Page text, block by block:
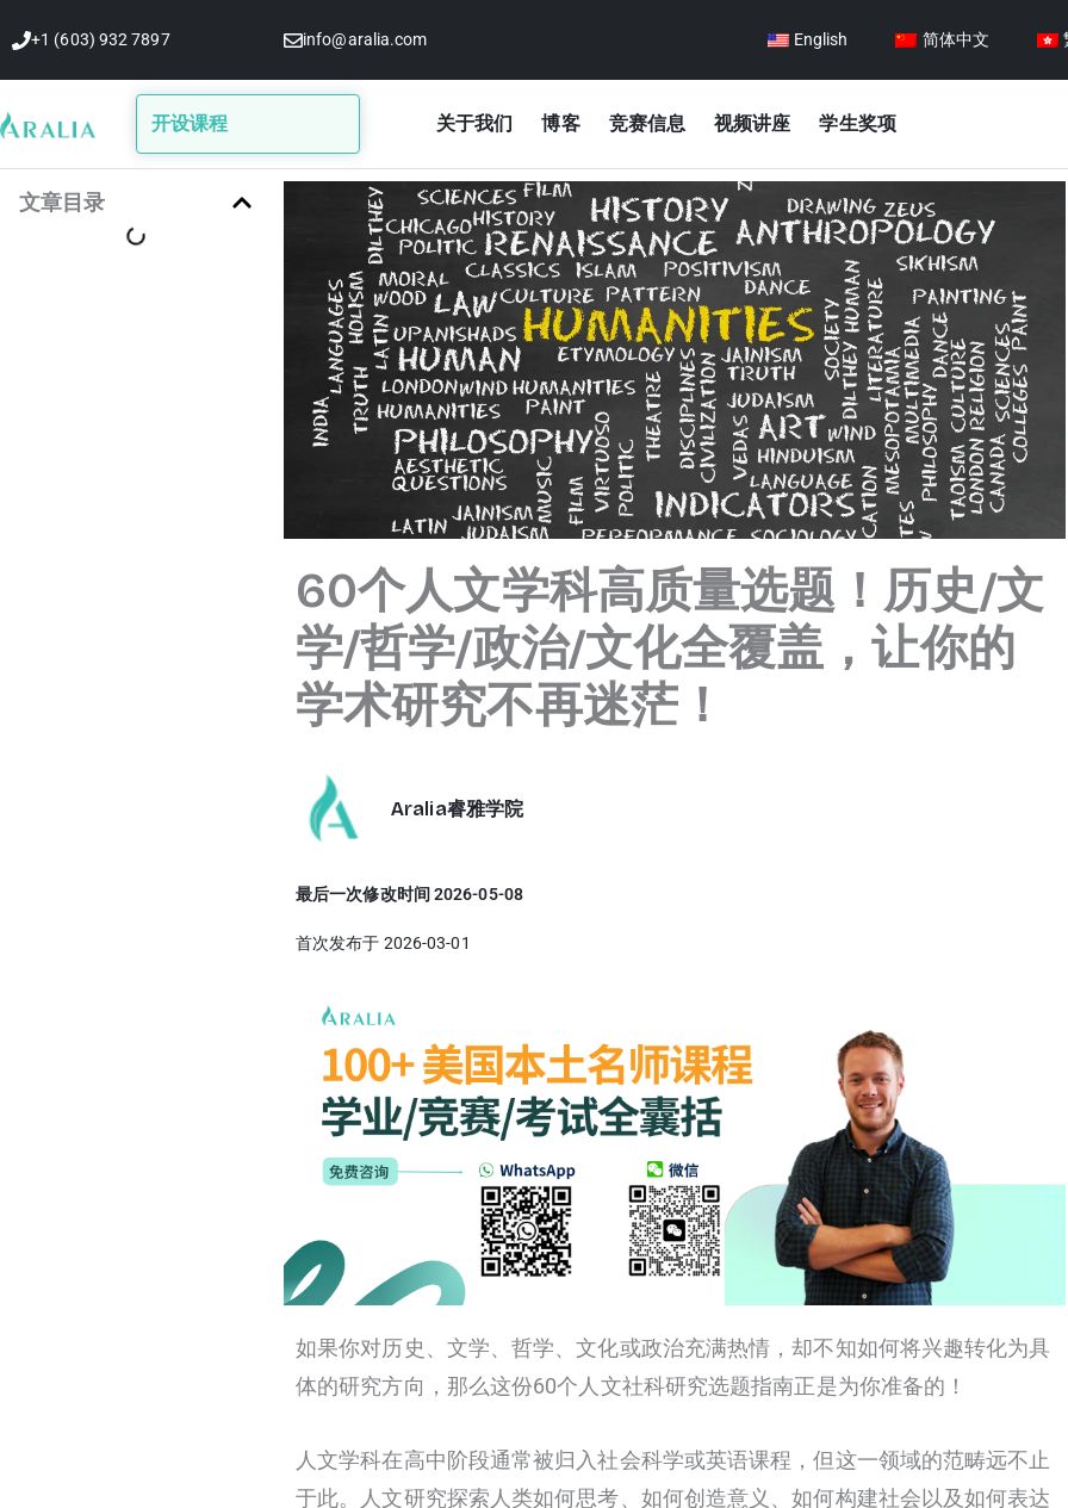
至
内
容
+1 (603) 932 7897 info@aralia.com English 简体中文
开设课程 关于我们 博客 竞赛信息 视频讲座 学生奖项
文章目录
60个人文学科高质量选题！历史/文
学/哲学/政治/文化全覆盖，让你的
学术研究不再迷茫！
Aralia睿雅学院
最后一次修改时间 2026-05-08
首次发布于 2026-03-01
如果你对历史、文学、哲学、文化或政治充满热情，却不知如何将兴趣转化为具
体的研究方向，那么这份60个人文社科研究选题指南正是为你准备的！
人文学科在高中阶段通常被归入社会科学或英语课程，但这一领域的范畴远不止
于此。人文研究探索人类如何思考、如何创造意义、如何构建社会以及如何表达